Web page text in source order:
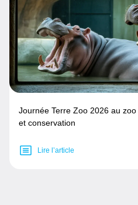
Journée Terre Zoo 2026 au
et conservation
Lire l’article